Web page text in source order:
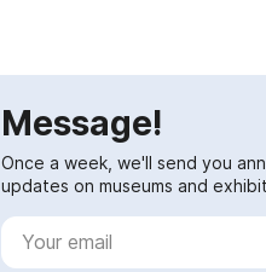
Message!
Once a week, we'll send you
updates on museums and